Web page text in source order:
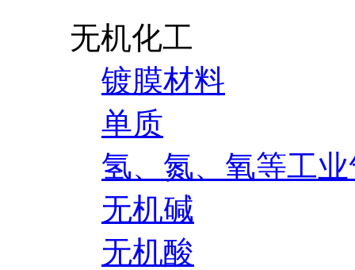
无机化工
镀膜材料
单质
氢、氮、氧等工
无机碱
无机酸